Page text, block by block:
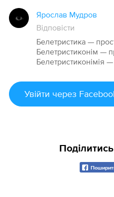
Ярослав Мудров
Відповісти
Белетристика —
Белетристиконім —
Белетристиконімія
Увійти через